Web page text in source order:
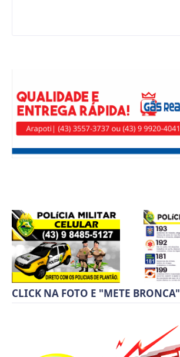
CLICK NA FOTO E "METE BRONCA"